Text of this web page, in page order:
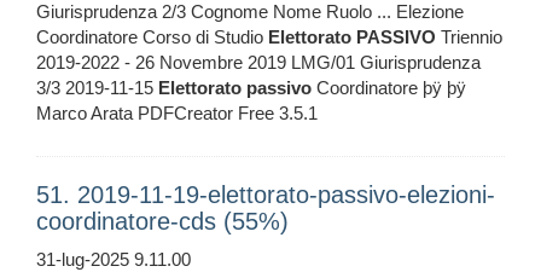
Giurisprudenza 2/3 Cognome Nome Ruolo ... Elezione
Coordinatore Corso di Studio Elettorato PASSIVO Triennio
2019-2022 - 26 Novembre 2019 LMG/01 Giurisprudenza
3/3 2019-11-15 Elettorato passivo Coordinatore þÿ þÿ
Marco Arata PDFCreator Free 3.5.1
51. 2019-11-19-elettorato-passivo-elezioni-
coordinatore-cds (55%)
31-lug-2025 9.11.00